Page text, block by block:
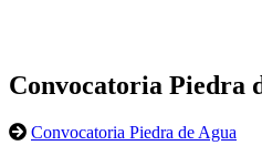
Convocatoria Piedra
Convocatoria Piedra de Agua